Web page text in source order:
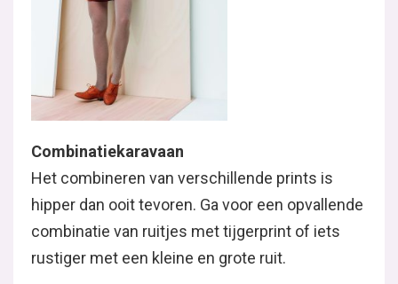
Combinatiekaravaan
Het combineren van verschillende prints is
hipper dan ooit tevoren. Ga voor een opvallende
combinatie van ruitjes met tijgerprint of iets
rustiger met een kleine en grote ruit.